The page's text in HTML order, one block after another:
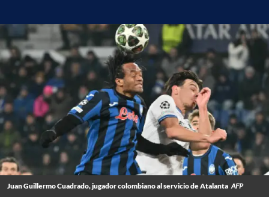
Juan Guillermo Cuadrado, jugador colombiano al servicio de Atalanta AFP